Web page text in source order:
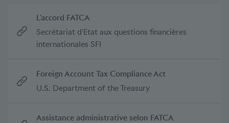
L'accord FATCA
Secrétariat d'Etat aux questions financières
internationales SFI
Foreign Account Tax Compliance Act
U.S. Department of the Treasury
Assistance administrative selon FATCA